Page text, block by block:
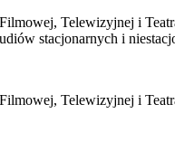
Telewizyjnej i
stacjonarnych i
Telewizyjnej i